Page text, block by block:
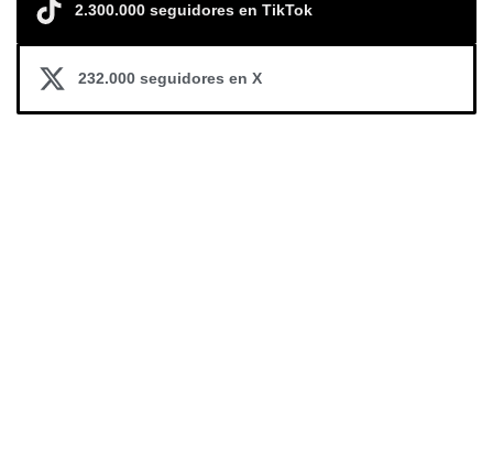
2.300.000 seguidores en TikTok
232.000 seguidores en X